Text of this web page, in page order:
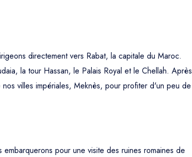
directement vers Rabat, la capitale du Maroc.
la tour Hassan, le Palais Royal et le Chellah. Après
villes impériales, Meknès, pour profiter d'un peu de
pour une visite des ruines romaines de